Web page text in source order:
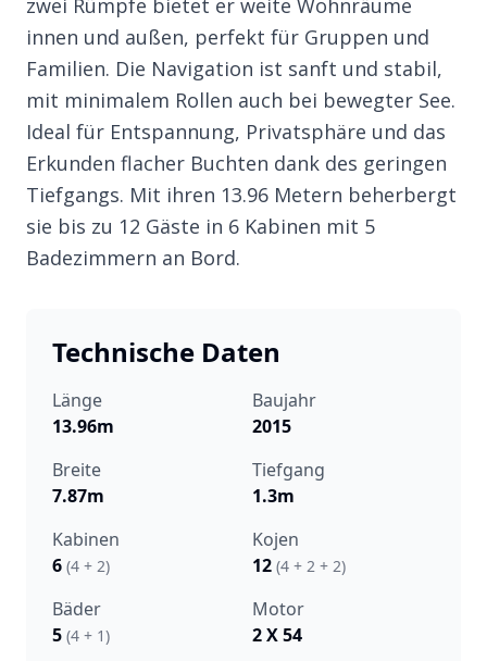
zwei Rümpfe bietet er weite Wohnräume
innen und außen, perfekt für Gruppen und
Familien. Die Navigation ist sanft und stabil,
mit minimalem Rollen auch bei bewegter See.
Ideal für Entspannung, Privatsphäre und das
Erkunden flacher Buchten dank des geringen
Tiefgangs. Mit ihren 13.96 Metern beherbergt
sie bis zu 12 Gäste in 6 Kabinen mit 5
Badezimmern an Bord.
Technische Daten
Länge
13.96m
Baujahr
2015
Breite
7.87m
Tiefgang
1.3m
Kabinen
6 (4 + 2)
Kojen
12 (4 + 2 + 2)
Bäder
5 (4 + 1)
Motor
2 X 54